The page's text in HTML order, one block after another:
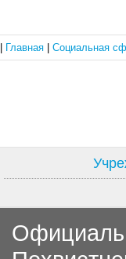
Главная Социальная